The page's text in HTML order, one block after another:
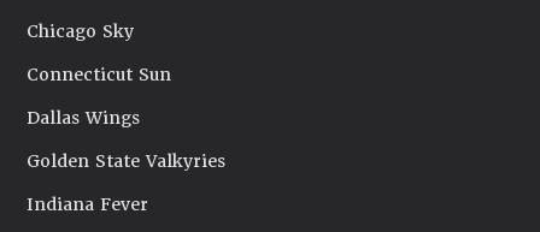
Chicago Sky
Connecticut Sun
Dallas Wings
Golden State Valkyries
Indiana Fever